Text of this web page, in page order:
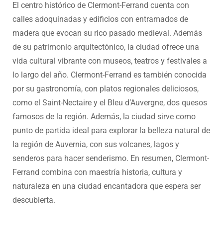
El centro histórico de Clermont-Ferrand cuenta con
calles adoquinadas y edificios con entramados de
madera que evocan su rico pasado medieval. Además
de su patrimonio arquitectónico, la ciudad ofrece una
vida cultural vibrante con museos, teatros y festivales a
lo largo del año. Clermont-Ferrand es también conocida
por su gastronomía, con platos regionales deliciosos,
como el Saint-Nectaire y el Bleu d’Auvergne, dos quesos
famosos de la región. Además, la ciudad sirve como
punto de partida ideal para explorar la belleza natural de
la región de Auvernia, con sus volcanes, lagos y
senderos para hacer senderismo. En resumen, Clermont-
Ferrand combina con maestría historia, cultura y
naturaleza en una ciudad encantadora que espera ser
descubierta.